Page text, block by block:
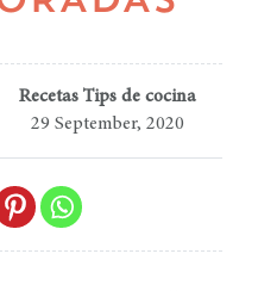
Recetas Tips de cocina
29 September, 2020